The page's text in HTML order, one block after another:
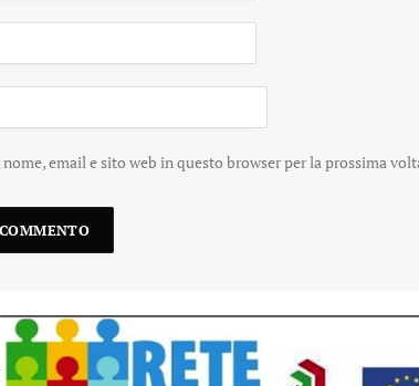
email e sito web in questo browser per la prossima